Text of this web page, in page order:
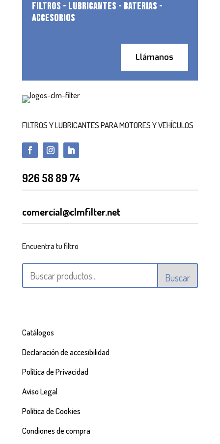
FILTROS - LUBRICANTES - BATERIAS -
ACCESORIOS
Llámanos
FILTROS Y LUBRICANTES PARA MOTORES Y VEHÍCULOS
926 58 89 74
comercial@clmfilter.net
Encuentra tu filtro
Buscar
Catálogos
Declaración de accesibilidad
Política de Privacidad
Aviso Legal
Política de Cookies
Condiones de compra